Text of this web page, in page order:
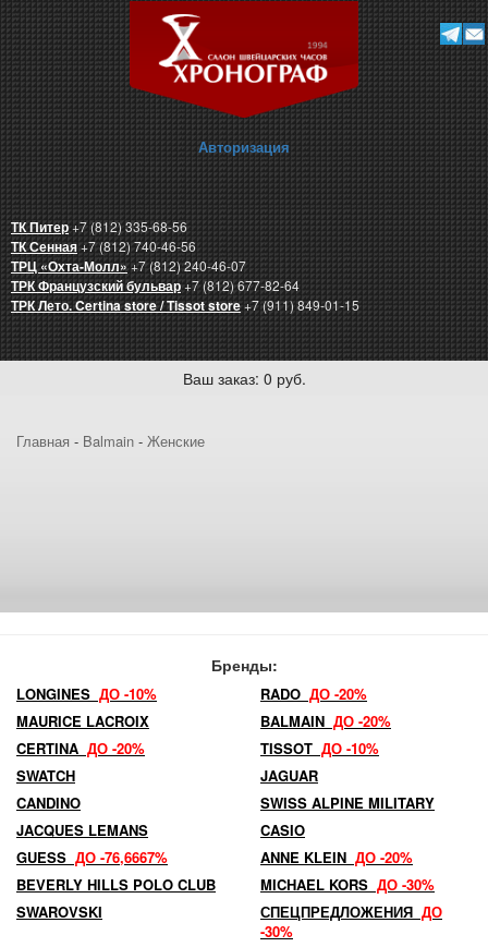
Авторизация
ТК Питер+7 (812) 335-68-56
ТК Сенная+7 (812) 740-46-56
ТРЦ «Охта-Молл»+7 (812) 240-46-07
ТРК Французский бульвар+7 (812) 677-82-64
ТРК Лето. Certina store / Tissot store+7 (911) 849-01-15
Ваш заказ: 0 руб.
Главная - Balmain - Женские
Бренды:
LONGINES ДО -10% RADO ДО -20%
MAURICE LACROIX
BALMAIN ДО -20%
CERTINA ДО -20% TISSOT ДО -10%
SWATCH
JAGUAR
CANDINO
SWISS ALPINE MILITARY
JACQUES LEMANS
CASIO
GUESS ДО -76,6667% ANNE KLEIN ДО -20%
BEVERLY HILLS POLO CLUB
MICHAEL KORS ДО -30%
SWAROVSKI
СПЕЦПРЕДЛОЖЕНИЯ ДО
-30%